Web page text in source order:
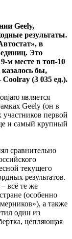
Geely,
результаты.
в
Это
м месте в топ-10
бы,
Coolray (3 035 ед.).
является
Geely (он в
участников первой
и самый крупный
сравнительно
текущего
результатов.
всё те же
(особенно
а также
один из
цепляющая